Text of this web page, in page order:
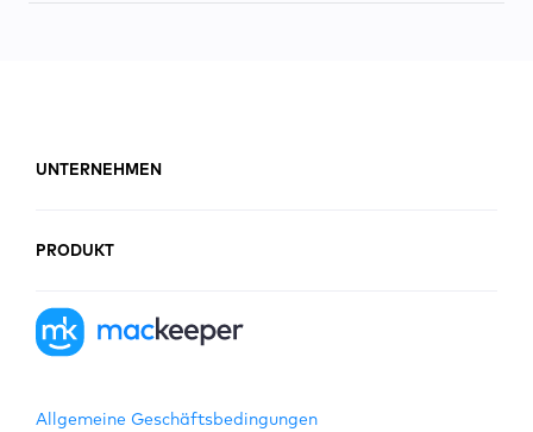
UNTERNEHMEN
PRODUKT
Allgemeine Geschäftsbedingungen